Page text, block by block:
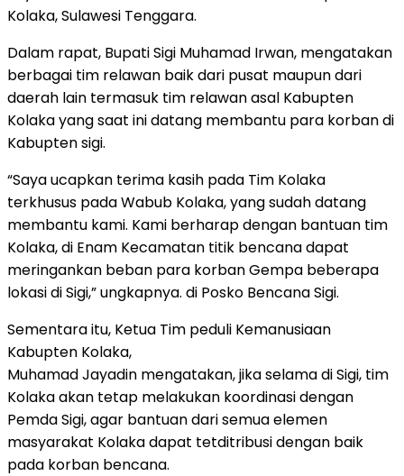
Kolaka, Sulawesi Tenggara.
Dalam rapat, Bupati Sigi Muhamad Irwan, mengatakan
berbagai tim relawan baik dari pusat maupun dari
daerah lain termasuk tim relawan asal Kabupten
Kolaka yang saat ini datang membantu para korban di
Kabupten sigi.
“Saya ucapkan terima kasih pada Tim Kolaka
terkhusus pada Wabub Kolaka, yang sudah datang
membantu kami. Kami berharap dengan bantuan tim
Kolaka, di Enam Kecamatan titik bencana dapat
meringankan beban para korban Gempa beberapa
lokasi di Sigi,” ungkapnya. di Posko Bencana Sigi.
Sementara itu, Ketua Tim peduli Kemanusiaan
Kabupten Kolaka,
Muhamad Jayadin mengatakan, jika selama di Sigi, tim
Kolaka akan tetap melakukan koordinasi dengan
Pemda Sigi, agar bantuan dari semua elemen
masyarakat Kolaka dapat tetditribusi dengan baik
pada korban bencana.